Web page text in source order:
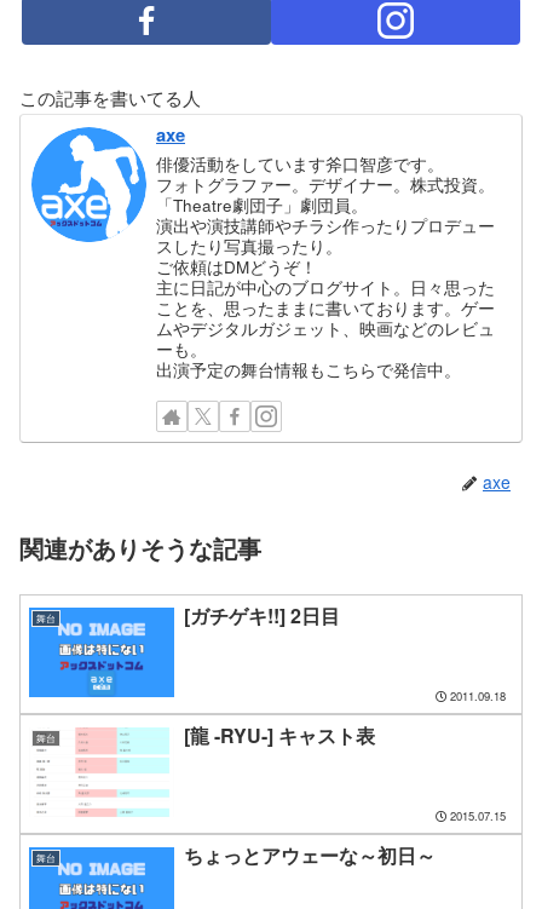
この記事を書いてる人
axe
俳優活動をしています斧口智彦です。
フォトグラファー。デザイナー。株式投資。
「Theatre劇団子」劇団員。
演出や演技講師やチラシ作ったりプロデュー
スしたり写真撮ったり。
ご依頼はDMどうぞ！
主に日記が中心のブログサイト。日々思った
ことを、思ったままに書いております。ゲー
ムやデジタルガジェット、映画などのレビュ
ーも。
出演予定の舞台情報もこちらで発信中。
axe
関連がありそうな記事
舞台 [ガチゲキ!!] 2日目
2011.09.18
舞台 [龍 -RYU-] キャスト表
2015.07.15
舞台 ちょっとアウェーな～初日～